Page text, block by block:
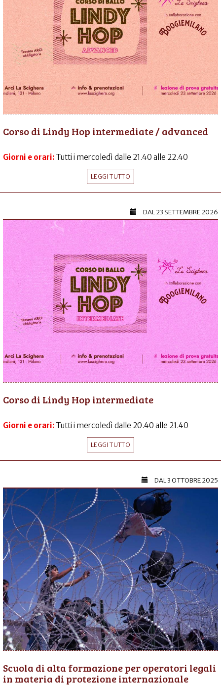
Corso di Lindy Hop intermediate / advanced
Giorni e orari: Tutti i mercoledì dalle 21.40 alle 22.40
LEGGI TUTTO
DAL23 SETTEMBRE 2026
Corso di Lindy Hop intermediate
Giorni e orari: Tutti i mercoledì dalle 20.40 alle 21.40
LEGGI TUTTO
DAL3 OTTOBRE 2025
Scuola di alta formazione per operatori legali
in materia di protezione internazionale